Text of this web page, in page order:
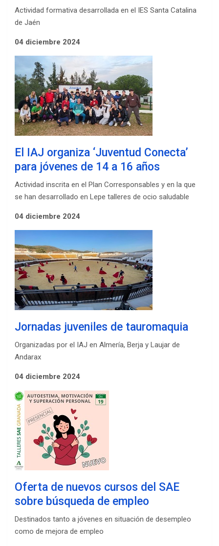
Actividad formativa desarrollada en el IES Santa Catalina
de Jaén
04 diciembre 2024
El IAJ organiza ‘Juventud Conecta’
para jóvenes de 14 a 16 años
Actividad inscrita en el Plan Corresponsables y en la que
se han desarrollado en Lepe talleres de ocio saludable
04 diciembre 2024
Jornadas juveniles de tauromaquia
Organizadas por el IAJ en Almería, Berja y Laujar de
Andarax
04 diciembre 2024
Oferta de nuevos cursos del SAE
sobre búsqueda de empleo
Destinados tanto a jóvenes en situación de desempleo
como de mejora de empleo